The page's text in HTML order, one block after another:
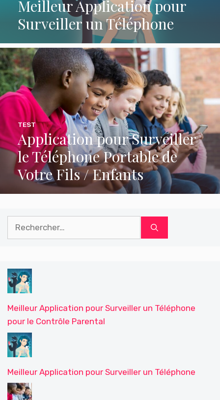
Meilleur Application pour
Surveiller un Téléphone
Application pour Surveiller
le Téléphone Portable de
Votre Fils / Enfants
TEST
Rechercher :
Meilleur Application pour Surveiller un Téléphone
pour le Contrôle Parental
Meilleur Application pour Surveiller un Téléphone